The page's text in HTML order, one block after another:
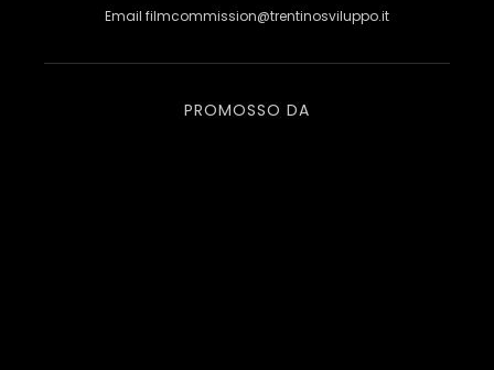
Email filmcommission@trentinosviluppo.it
PROMOSSO DA